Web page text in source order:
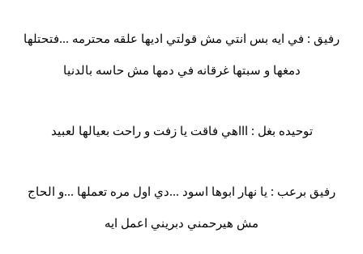
رفيق : في ايه بس انتي مش قولتي اديها علقه محترمه ...فتحتلها
دمغها و سبتها غرقانه في دمها مش حاسه بالدنيا
توحيده بغل : اااهي فاقت يا زفت و راحت بعيالها لعبيد
رفيق برعب : يا نهار ابوها اسود ...دي اول مره تعملها ...و الحاج
مش هيرحمني دبريني اعمل ايه